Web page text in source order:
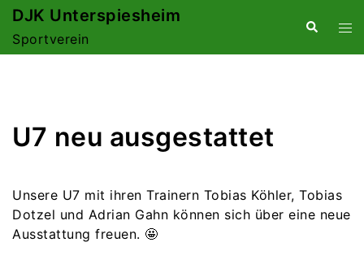
Zum
springen
DJK Unterspiesheim
Sportverein
Suche
U7 neu ausgestattet
Unsere U7 mit ihren Trainern Tobias Köhler, Tobias
Dotzel und Adrian Gahn können sich über eine neue
Ausstattung freuen. 🤩